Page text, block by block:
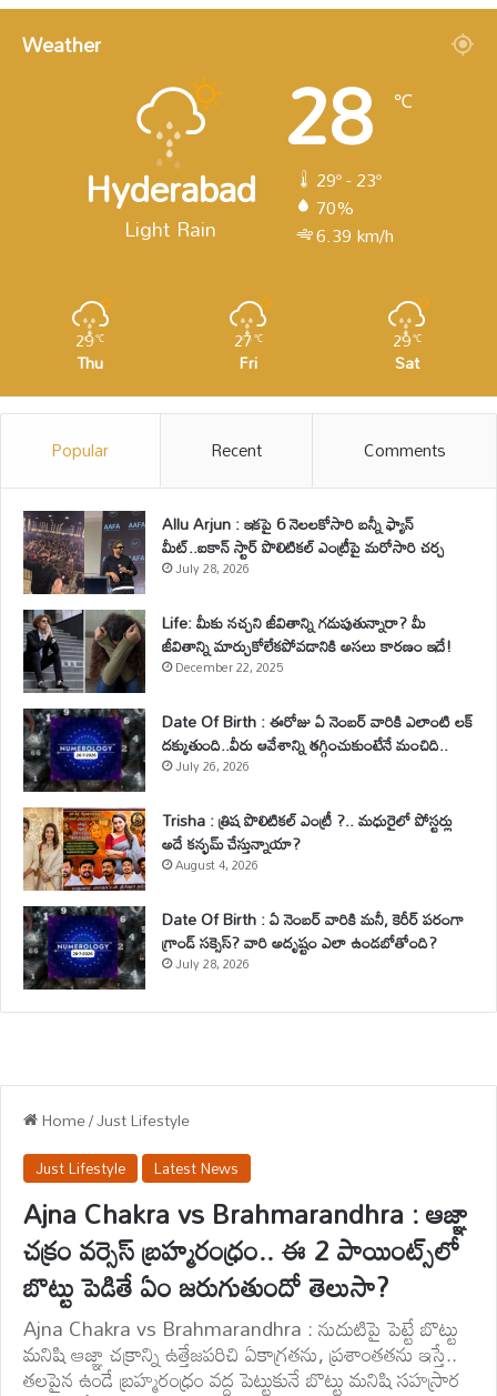
Weather
Hyderabad
Light Rain
28 ℃
29º - 23º
70%
6.39 km/h
29℃
Thu
27℃
Fri
29℃
Sat
Popular Recent Comments
Allu Arjun : ఇకపై 6 నెలలకోసారి బన్నీ ఫ్యాన్
మీట్..ఐకాన్ స్టార్ పొలిటికల్ ఎంట్రీపై మరోసారి చర్చ
July 28, 2026
Life: మీకు నచ్చని జీవితాన్ని గడుపుతున్నారా? మీ
జీవితాన్ని మార్చుకోలేకపోవడానికి అసలు కారణం ఇదే!
December 22, 2025
Date Of Birth : ఈరోజు ఏ నెంబర్ వారికి ఎలాంటి లక్
దక్కుతుంది..వీరు ఆవేశాన్ని తగ్గించుకుంటేనే మంచిది..
July 26, 2026
Trisha : త్రిష పొలిటికల్ ఎంట్రీ ?.. మధురైలో పోస్టర్లు
అదే కన్ఫమ్ చేస్తున్నాయా?
August 4, 2026
Date Of Birth : ఏ నెంబర్ వారికి మనీ, కెరీర్ పరంగా
గ్రాండ్ సక్సెస్? వారి అదృష్టం ఎలా ఉండబోతోంది?
July 28, 2026